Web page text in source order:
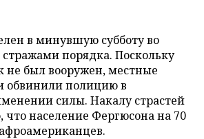
в минувшую субботу во
порядка. Поскольку
не был вооружен, местные
обвинили полицию в
силы. Накалу страстей
что население Фергюсона на 70